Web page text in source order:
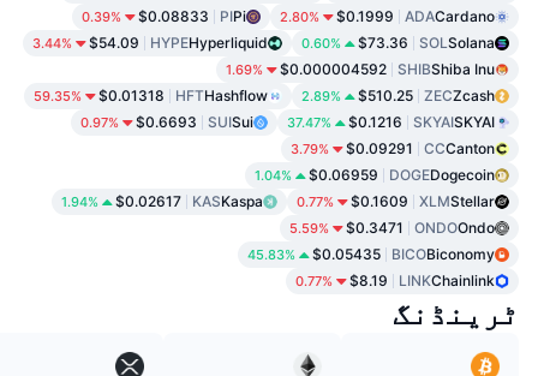
Cardano
ADA
$0.1999
2.80%
Pi
PI
$0.08833
0.39%
Solana
SOL
$73.36
0.60%
Hyperliquid
HYPE
$54.09
3.44%
Shiba Inu
SHIB
$0.000004592
1.69%
Zcash
ZEC
$510.25
2.89%
Hashflow
HFT
$0.01318
59.35%
SKYAI
SKYAI
$0.1216
37.47%
Sui
SUI
$0.6693
0.97%
Canton
CC
$0.09291
3.79%
Dogecoin
DOGE
$0.06959
1.04%
Stellar
XLM
$0.1609
0.77%
Kaspa
KAS
$0.02617
1.94%
Ondo
ONDO
$0.3471
5.59%
Biconomy
BICO
$0.05435
45.83%
Chainlink
LINK
$8.19
0.77%
ٹرینڈنگ